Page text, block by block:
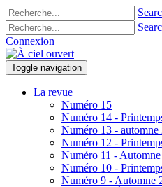
Connexion
Toggle navigation
La revue
Numéro 15
Numéro 14 -
Numéro 13 -
Numéro 12 -
Numéro 11 -
Numéro 10 -
Numéro 9 - Automne